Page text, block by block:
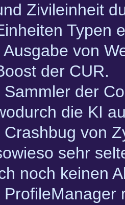
Zivileinheit
Typen
Ausgabe von
der CUR.
Sammler der
die KI
Crashbug von
sehr
noch keinen
ProfileManager